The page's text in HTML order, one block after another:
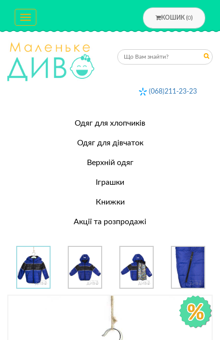
Toggle
КОШИК (0)
(068)211-23-23
Одяг для хлопчиків
Одяг для дівчаток
Верхній одяг
Іграшки
Книжки
Акції та розпродажі